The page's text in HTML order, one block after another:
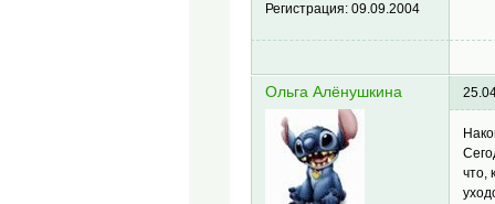
Регистрация:09.09.2004
Ольга Алёнушкина
что,